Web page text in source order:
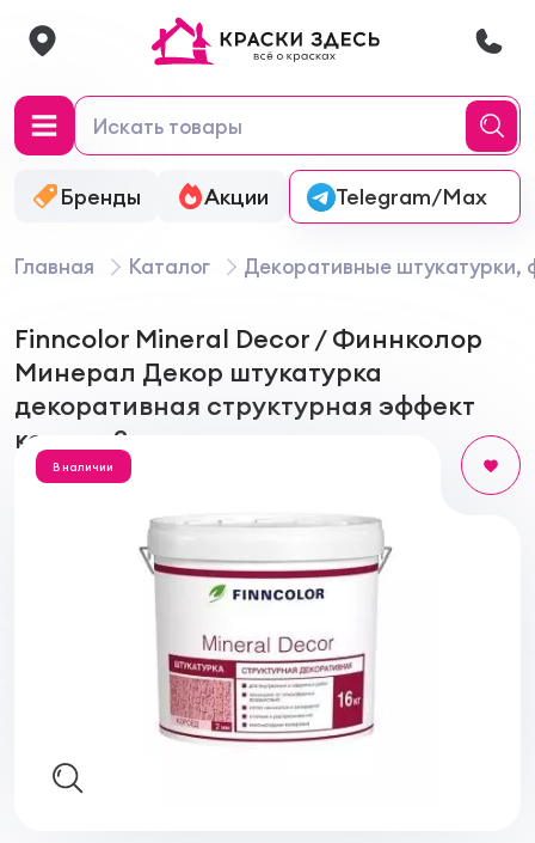
Бренды Акции Онлайн-колеровка
Telegram/Max
Главная Каталог Декоративные штукатурки,
Finncolor Mineral Decor / Финнколор
Минерал Декор штукатурка
декоративная структурная эффект
короед 2 мм
В наличии